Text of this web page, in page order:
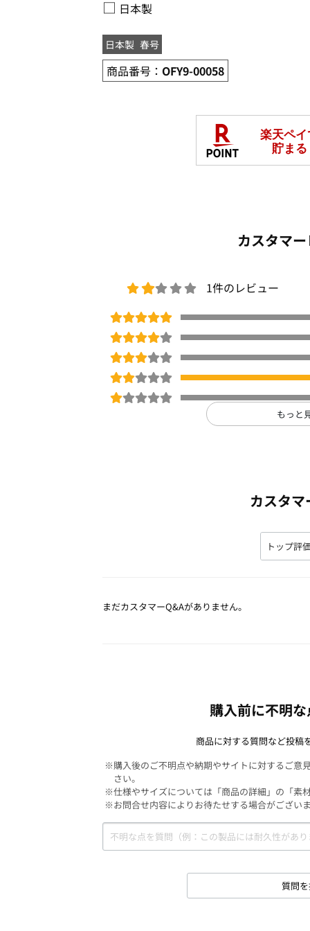
□ 日本製
日本製 春号
商品番号： OFY9-00058
カスタマ
1件のレビュー
もっと
カスタ
まだカスタマーQ&Aがありません。
購入前に不明
商品に対する質問など投稿
※購入後のご不明点や納期やサイトに対するご意
さい。
※仕様やサイズについては「商品の詳細」の「素
※お問合せ内容によりお待たせする場合がござい
質問